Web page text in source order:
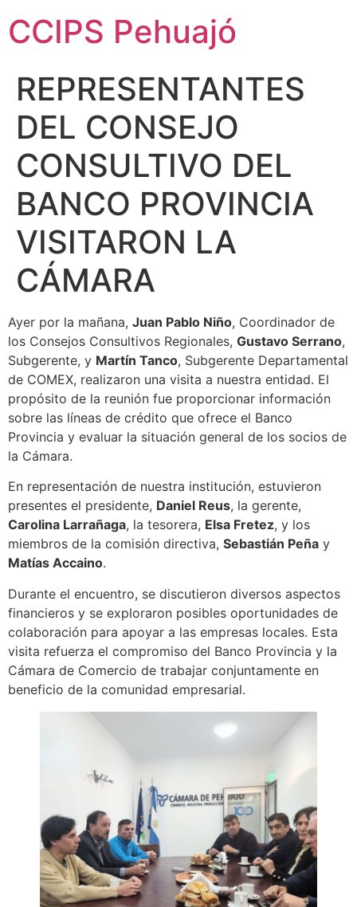
CCIPS Pehuajó
REPRESENTANTES
DEL CONSEJO
CONSULTIVO DEL
BANCO PROVINCIA
VISITARON LA
CÁMARA
Ayer por la mañana, Juan Pablo Niño, Coordinador de
los Consejos Consultivos Regionales, Gustavo Serrano,
Subgerente, y Martín Tanco, Subgerente Departamental
de COMEX, realizaron una visita a nuestra entidad. El
propósito de la reunión fue proporcionar información
sobre las líneas de crédito que ofrece el Banco
Provincia y evaluar la situación general de los socios de
la Cámara.
En representación de nuestra institución, estuvieron
presentes el presidente, Daniel Reus, la gerente,
Carolina Larrañaga, la tesorera, Elsa Fretez, y los
miembros de la comisión directiva, Sebastián Peña y
Matías Accaino.
Durante el encuentro, se discutieron diversos aspectos
financieros y se exploraron posibles oportunidades de
colaboración para apoyar a las empresas locales. Esta
visita refuerza el compromiso del Banco Provincia y la
Cámara de Comercio de trabajar conjuntamente en
beneficio de la comunidad empresarial.